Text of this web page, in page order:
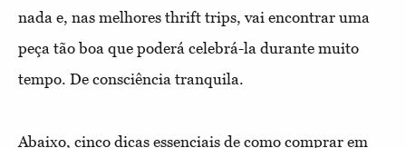
nada e, nas melhores thrift trips, vai encontrar uma
peça tão boa que poderá celebrá-la durante muito
tempo. De consciência tranquila.
Abaixo, cinco dicas essenciais de como comprar em